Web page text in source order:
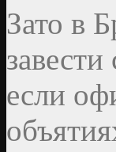
Зато в
если